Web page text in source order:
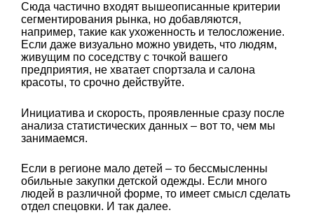
Сюда частично входят вышеописанные критерии
сегментирования рынка, но добавляются,
например, такие как ухоженность и телосложение.
Если даже визуально можно увидеть, что людям,
живущим по соседству с точкой вашего
предприятия, не хватает спортзала и салона
красоты, то срочно действуйте.
Инициатива и скорость, проявленные сразу после
анализа статистических данных – вот то, чем мы
занимаемся.
Если в регионе мало детей – то бессмысленны
обильные закупки детской одежды. Если много
людей в различной форме, то имеет смысл сделать
отдел спецовки. И так далее.